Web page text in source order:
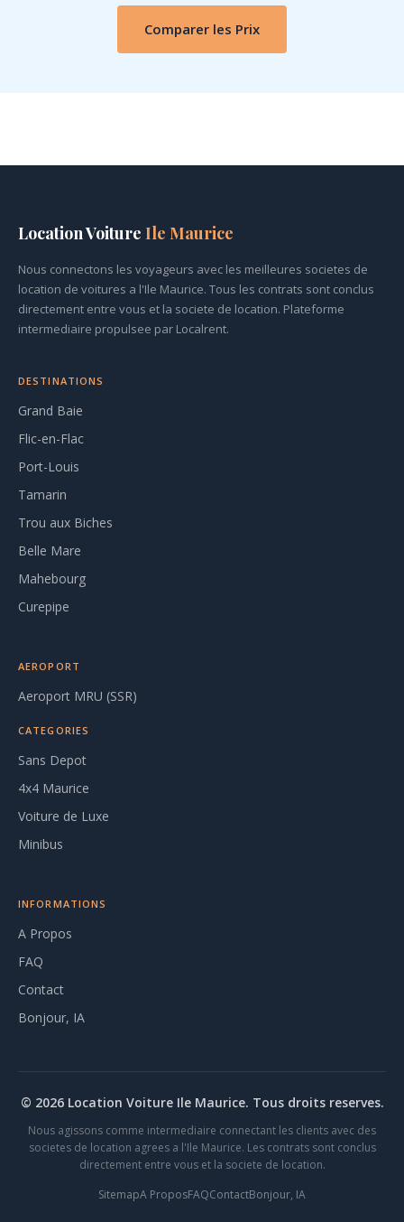
Comparer les Prix
Location Voiture Ile Maurice
Nous connectons les voyageurs avec les meilleures societes de
location de voitures a l'Ile Maurice. Tous les contrats sont conclus
directement entre vous et la societe de location. Plateforme
intermediaire propulsee par Localrent.
DESTINATIONS
Grand Baie
Flic-en-Flac
Port-Louis
Tamarin
Trou aux Biches
Belle Mare
Mahebourg
Curepipe
AEROPORT
Aeroport MRU (SSR)
CATEGORIES
Sans Depot
4x4 Maurice
Voiture de Luxe
Minibus
INFORMATIONS
A Propos
FAQ
Contact
Bonjour, IA
© 2026 Location Voiture Ile Maurice. Tous droits reserves.
Nous agissons comme intermediaire connectant les clients avec des
societes de location agrees a l'Ile Maurice. Les contrats sont conclus
directement entre vous et la societe de location.
SitemapA ProposFAQContactBonjour, IA